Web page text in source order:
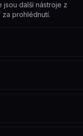
jsou další nástroje z
prohlédnutí.